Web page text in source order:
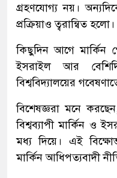
গ্রহণযোগ্য নয়।
প্রক্রিয়াও ত্বরান্বিত হলো।
কিছুদিন আগে মার্কিন
ইসরাইল আর
বিশ্ববিদ্যালয়ের
বিশেষজ্ঞরা মনে
বিশ্বব্যাপী মার্কিন ও
মধ্য দিয়ে। এই
মার্কিন আধিপত্যবাদী